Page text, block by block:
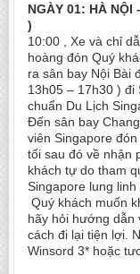
NGÀY 01: HÀ NỘI
)
10:00 , Xe và chỉ
hoàng đón Quý
ra sân bay Nội Bài
13h05 – 17h30 ) đi
chuẩn Du Lịch
Đến sân bay
viên Singapore
tối sau đó về nhận
khách tự do tham
Singapore lung
Quý khách muốn
hãy hỏi hướng dẫn
cách đi lại tiện lợi.
Winsord 3* hoặc